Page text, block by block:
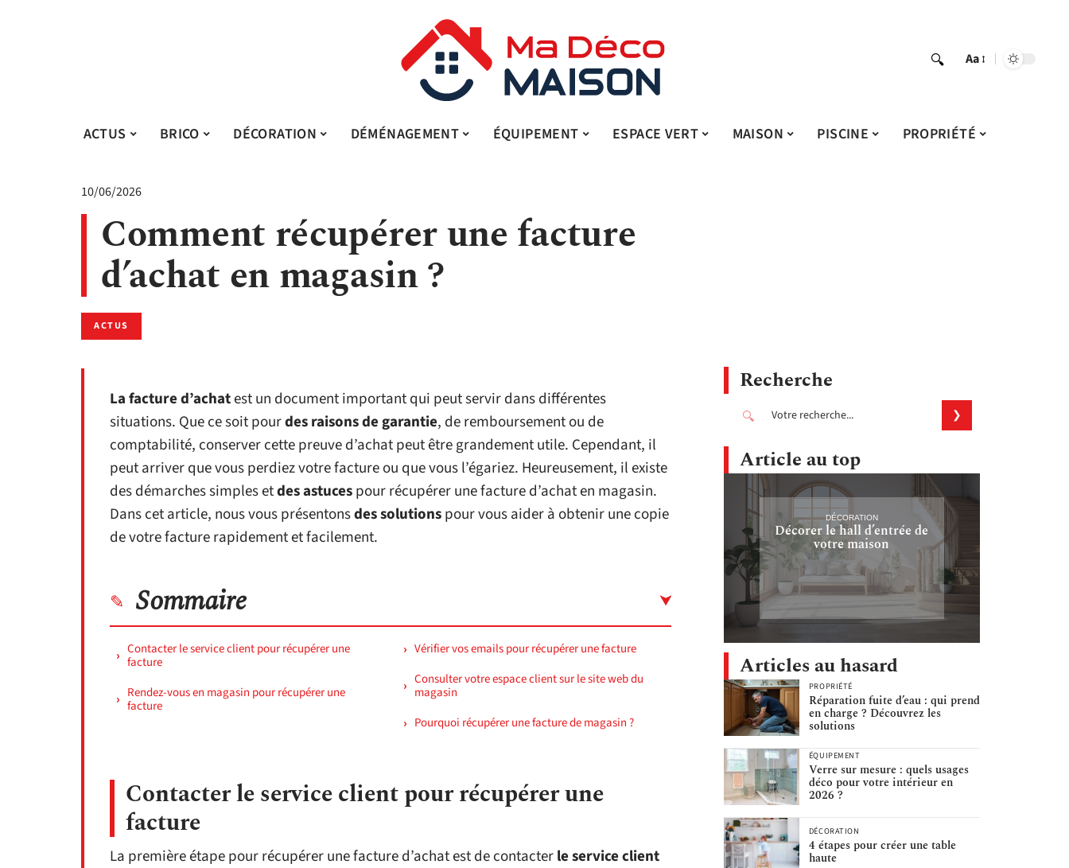
Aa
ACTUS BRICO DÉCORATION DÉMÉNAGEMENT ÉQUIPEMENT ESPACE VERT MAISON PISCINE PROPRIÉTÉ
10/06/2026
Comment récupérer une facture
d’achat en magasin ?
ACTUS
La facture d’achatest un document important qui peut servir dans différentes
situations. Que ce soit pourdes raisons de garantie, de remboursement ou de
comptabilité, conserver cette preuve d’achat peut être grandement utile. Cependant, il
peut arriver que vous perdiez votre facture ou que vous l’égariez. Heureusement, il existe
des démarches simples etdes astucespour récupérer une facture d’achat en magasin.
Dans cet article, nous vous présentonsdes solutionspour vous aider à obtenir une copie
de votre facture rapidement et facilement.
Sommaire
Contacter le service client pour récupérer une
facture
Rendez-vous en magasin pour récupérer une
facture
Vérifier vos emails pour récupérer une facture
Consulter votre espace client sur le site web du
magasin
Pourquoi récupérer une facture de magasin ?
Contacter le service client pour récupérer une
facture
La première étape pour récupérer une facture d’achat est de contacterle service client
Recherche
Article au top
DÉCORATION
Décorer le hall d’entrée de
votre maison
Articles au hasard
PROPRIÉTÉ
Réparation fuite d’eau : qui prend
en charge ? Découvrez les
solutions
ÉQUIPEMENT
Verre sur mesure : quels usages
déco pour votre intérieur en
2026 ?
DÉCORATION
4 étapes pour créer une table
haute